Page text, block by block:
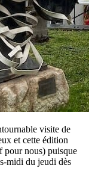
visite de
et cette édition
pour nous) puisque
midi du jeudi dès